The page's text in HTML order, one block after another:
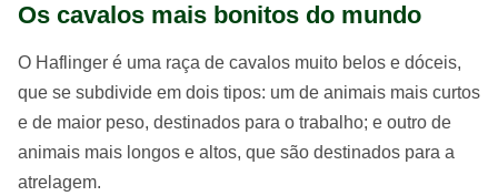
Os cavalos mais bonitos do mundo
O Haflinger é uma raça de cavalos muito belos e dóceis,
que se subdivide em dois tipos: um de animais mais curtos
e de maior peso, destinados para o trabalho; e outro de
animais mais longos e altos, que são destinados para a
atrelagem.